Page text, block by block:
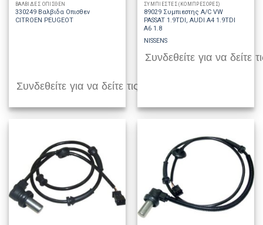
ΒΑΛΒΙΔΕΣ ΟΠΙΣΘΕΝ
330249 Βαλβιδα Οπισθεν
CITROEN PEUGEOT
Συνδεθείτε για να δείτε τις τιμές
ΣΥΜΠΙΕΣΤΕΣ (ΚΟΜΠΡΕΣΟΡΕΣ)
89029 Συμπιεστης A/C VW
PASSAT 1.9TDI, AUDI A4 1.9TDI
A6 1.8
NISSENS
Συνδεθείτε για να δείτε